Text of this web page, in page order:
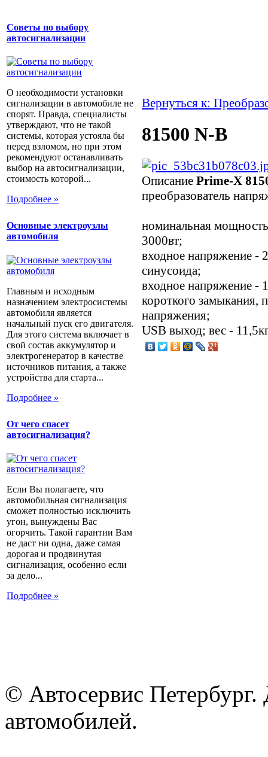
Советы по выбору
автосигнализации
О необходимости установки
сигнализации в автомобиле не
спорят. Правда, специалисты
утверждают, что не такой
системы, которая устояла бы
перед взломом, но при этом
рекомендуют останавливать
выбор на автосигнализации,
стоимость которой...
Подробнее »
Основные электроузлы
автомобиля
Главным и исходным
назначением электросистемы
автомобиля является
начальный пуск его двигателя.
Для этого система включает в
свой состав аккумулятор и
электрогенератор в качестве
источников питания, а также
устройства для старта...
Подробнее »
От чего спасет
автосигнализация?
Если Вы полагаете, что
автомобильная сигнализация
сможет полностью исключить
угон, вынуждены Вас
огорчить. Такой гарантии Вам
не даст ни одна, даже самая
дорогая и продвинутая
сигнализация, особенно если
за дело...
Подробнее »
Вернуться к:
81500 N-B
Описание Prime-X
преобразователь
номинальная
3000вт;
входное напряжение -
синусоида;
входное напряжение -
короткого замыкания,
напряжения;
USB выход; вес -
© Автосервис
автомобилей.